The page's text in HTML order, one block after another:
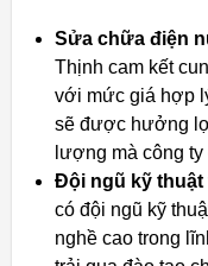
Sửa chữa điện
Thịnh cam kết
với mức giá hợp
sẽ được hưởng
lượng mà công ty
Đội ngũ kỹ thuật
có đội ngũ kỹ
nghề cao trong